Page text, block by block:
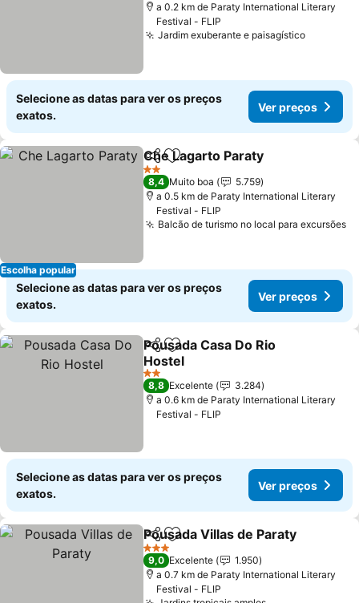
a 0.2 km de Paraty International Literary
Festival - FLIP
Jardim exuberante e paisagístico
Selecione as datas para ver os preços
exatos.
Ver preços
Escolha popular
PartilharAdicionar aos favoritos
Che Lagarto Paraty
2 Estrelas
8,4 Muito boa
5.759
a 0.5 km de Paraty International Literary
Festival - FLIP
Balcão de turismo no local para excursões
Selecione as datas para ver os preços
exatos.
Ver preços
PartilharAdicionar aos favoritos
Pousada Casa Do Rio
Hostel
2 Estrelas
8,8 Excelente
3.284
a 0.6 km de Paraty International Literary
Festival - FLIP
Selecione as datas para ver os preços
exatos.
Ver preços
PartilharAdicionar aos favoritos
Pousada Villas de Paraty
3 Estrelas
9,0 Excelente
1.950
a 0.7 km de Paraty International Literary
Festival - FLIP